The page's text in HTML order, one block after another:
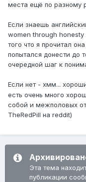
места ещё по разному
Если знаешь
women through honesty
того что я прочитал
попытался донести до
очередной шаг к
Если нет - хмм...
есть очень много
собой и межполовых
TheRedPill на reddit)
Эта тема
публикации